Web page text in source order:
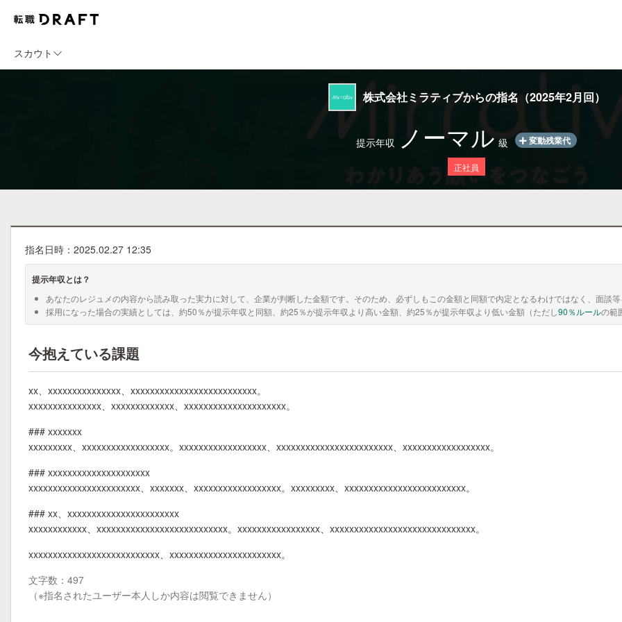
スカウト
株式会社ミラティブからの指名（2025年2月回）
提示年収 ノーマル 級 変動残業代
正社員
指名日時：2025.02.27 12:35
提示年収とは？
あなたのレジュメの内容から読み取った実力に対して、企業が判断した金額です。そのため、必ずしもこの金額と同額で内定となるわけではなく、面談等
採用になった場合の実績としては、約50％が提示年収と同額、約25％が提示年収より高い金額、約25％が提示年収より低い金額（ただし90％ルールの範
今抱えている課題
xx、xxxxxxxxxxxxxxx、xxxxxxxxxxxxxxxxxxxxxxxxxx。
xxxxxxxxxxxxxxx、xxxxxxxxxxxxx、xxxxxxxxxxxxxxxxxxxxx。
### xxxxxxx
xxxxxxxxx、xxxxxxxxxxxxxxxxxx。xxxxxxxxxxxxxxxxxx、xxxxxxxxxxxxxxxxxxxxxxxx、xxxxxxxxxxxxxxxxxx。
### xxxxxxxxxxxxxxxxxxxxx
xxxxxxxxxxxxxxxxxxxxxxx、xxxxxxx、xxxxxxxxxxxxxxxxxx。xxxxxxxxx、xxxxxxxxxxxxxxxxxxxxxxxxx。
### xx、xxxxxxxxxxxxxxxxxxxxxxx
xxxxxxxxxxxx、xxxxxxxxxxxxxxxxxxxxxxxxxxx。xxxxxxxxxxxxxxxxx、xxxxxxxxxxxxxxxxxxxxxxxxxxxxxx。
xxxxxxxxxxxxxxxxxxxxxxxxxxx、xxxxxxxxxxxxxxxxxxxxxxx。
文字数：497
（※指名されたユーザー本人しか内容は閲覧できません）